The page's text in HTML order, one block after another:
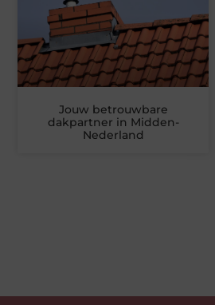
Jouw betrouwbare
dakpartner in Midden-
Nederland